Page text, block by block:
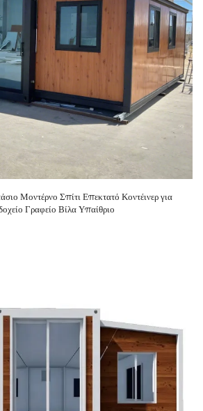
Μοντέρνο Σπίτι Επεκτατό Κοντέινερ για
Γραφείο Βίλα Υπαίθριο